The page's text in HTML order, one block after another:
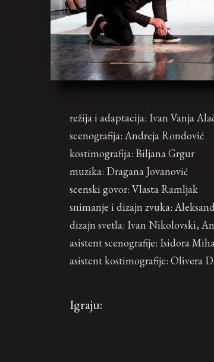
režija i adaptacija: Ivan Vanja
scenografija: Andreja Rondović
kostimografija: Biljana Grgur
muzika: Dragana Jovanović
scenski govor: Vlasta Ramljak
snimanje i dizajn zvuka:
dizajn svetla: Ivan Nikolovski,
asistent scenografije: Isidora
asistent kostimografije: Olivera
Igraju: